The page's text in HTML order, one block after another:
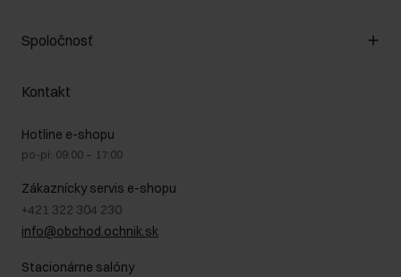
Spôsob platby
Vrátenie
Zákazníky klub
Pravidlá propagácie
Starostlivosť o kožu
Bezpečné nakupovanie
Blog
Najčastejšie kladené otázky (FAQ)
Spoločnosť
O nás
GDPR - Zásady ochrany osobných údajov
Právne informácie
Kontakt
Hotline e-shopu
po-pi: 09:00 – 17:00
Zákaznícky servis e-shopu
+421 322 304 230
info@obchod.ochnik.sk
Stacionárne salóny